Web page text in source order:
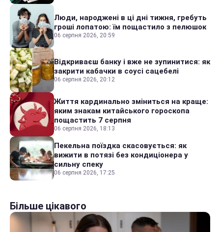
Люди, народжені в ці дні тижня, гребуть
гроші лопатою: їм пощастило з пелюшок
06 серпня 2026, 20:59
Відкриваєш банку і вже не зупинитися: як
закрити кабачки в соусі сацебелі
06 серпня 2026, 20:12
Життя кардинально зміниться на краще:
яким знакам китайського гороскопа
пощастить 7 серпня
06 серпня 2026, 18:13
Пекельна поїздка скасовується: як
вижити в потязі без кондиціонера у
сильну спеку
06 серпня 2026, 17:25
Більше цікавого